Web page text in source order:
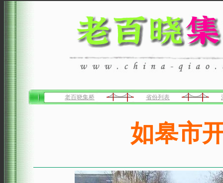
老百晓集桥 省份列表
如皋市